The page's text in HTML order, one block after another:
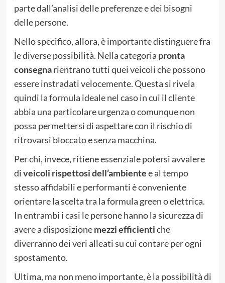
parte dall’analisi delle preferenze e dei bisogni
delle persone.
Nello specifico, allora, è importante distinguere fra
le diverse possibilità. Nella categoria pronta
consegnarientrano tutti quei veicoli che possono
essere instradati velocemente. Questa si rivela
quindi la formula ideale nel caso in cui il cliente
abbia una particolare urgenza o comunque non
possa permettersi di aspettare con il rischio di
ritrovarsi bloccato e senza macchina.
Per chi, invece, ritiene essenziale potersi avvalere
diveicoli rispettosi dell’ambientee al tempo
stesso affidabili e performanti è conveniente
orientare la scelta tra la formula green o elettrica.
In entrambi i casi le persone hanno la sicurezza di
avere a disposizionemezzi efficientiche
diverranno dei veri alleati su cui contare per ogni
spostamento.
Ultima, ma non meno importante, è la possibilità di